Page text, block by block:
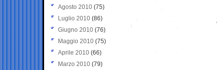
Agosto 2010 (75)
Luglio 2010 (86)
Giugno 2010 (76)
Maggio 2010 (75)
Aprile 2010 (66)
Marzo 2010 (79)